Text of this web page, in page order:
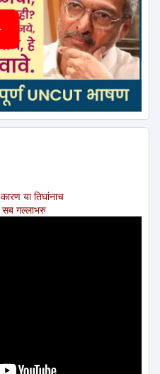
कारण या तिघांनाच
गल्लाभरु